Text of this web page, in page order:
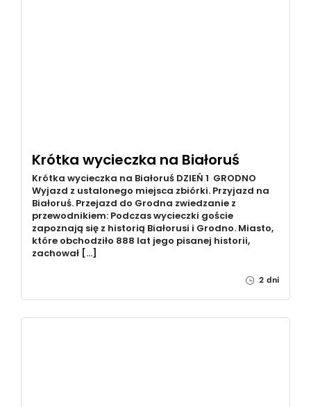
Krótka wycieczka na Białoruś
Krótka wycieczka na Białoruś DZIEŃ 1 GRODNO
Wyjazd z ustalonego miejsca zbiórki. Przyjazd na
Białoruś. Przejazd do Grodna zwiedzanie z
przewodnikiem: Podczas wycieczki goście
zapoznają się z historią Białorusi i Grodno. Miasto,
które obchodziło 888 lat jego pisanej historii,
zachował […]
2 dni